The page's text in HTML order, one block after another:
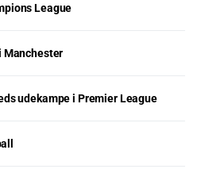
League
udekampe i Premier League